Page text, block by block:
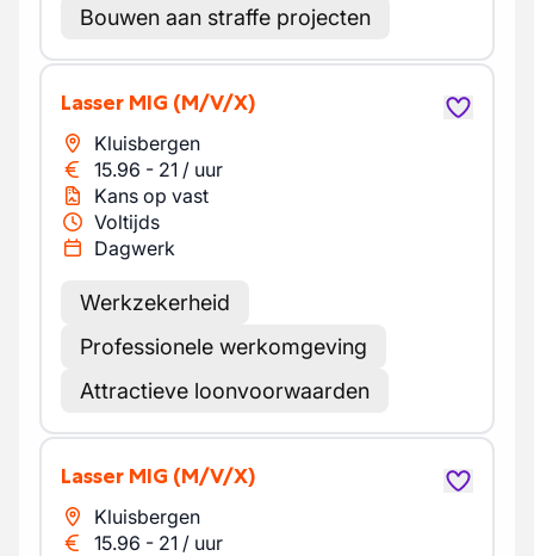
Bouwen aan straffe projecten
Lasser MIG (M/V/X)
Kluisbergen
15.96 - 21 / uur
Kans op vast
Voltijds
Dagwerk
Werkzekerheid
Professionele werkomgeving
Attractieve loonvoorwaarden
Lasser MIG (M/V/X)
Kluisbergen
15.96 - 21 / uur